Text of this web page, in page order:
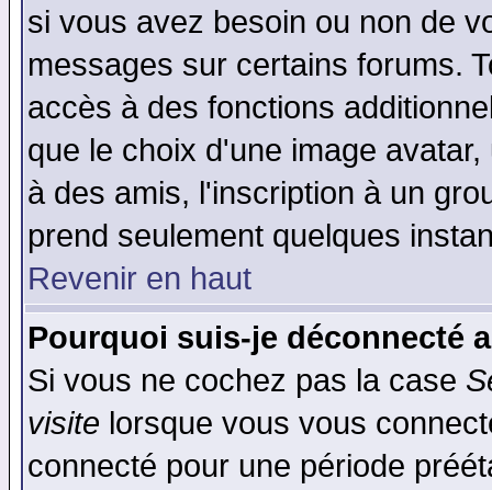
si vous avez besoin ou non de
messages sur certains forums.
accès à des fonctions
que le choix d'une image
à des amis, l'inscription à un
prend seulement quelques
Revenir en haut
Pourquoi suis-je déconnecté
Si vous ne cochez pas la case
visite lorsque vous vous
connecté pour une période